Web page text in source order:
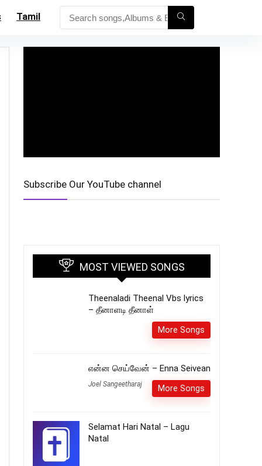
Tamil
Subscribe Our YouTube channel
MOST VIEWED SONGS
Theenaladi Theenal Vbs lyrics
– தீனாளடி தீனாள்
More Songs
என்ன செய்வேன் – Enna Seivean
Joel Sangeetharaj More Songs
Selamat Hari Natal – Lagu
Natal